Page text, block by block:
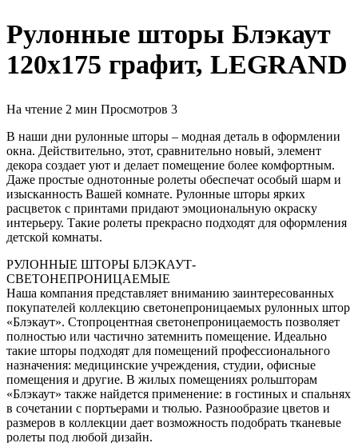
Рулонные шторы Блэкаут
120х175 графит, LEGRAND
На чтение 2 мин Просмотров 3
В наши дни рулонные шторы – модная деталь в оформлении
окна. Действительно, этот, сравнительно новый, элемент
декора создает уют и делает помещение более комфортным.
Даже простые однотонные ролеты обеспечат особый шарм и
изысканность Вашей комнате. Рулонные шторы ярких
расцветок с принтами придают эмоциональную окраску
интерьеру. Такие ролеты прекрасно подходят для оформления
детской комнаты.
РУЛОННЫЕ ШТОРЫ БЛЭКАУТ-
СВЕТОНЕПРОНИЦАЕМЫЕ
Наша компания представляет вниманию заинтересованных
покупателей коллекцию светонепроницаемых рулонных штор
«Блэкаут». Стопроцентная светонепроницаемость позволяет
полностью или частично затемнить помещение. Идеально
такие шторы подходят для помещений профессионального
назначения: медицинские учреждения, студии, офисные
помещения и другие. В жилых помещениях рольшторам
«Блэкаут» также найдется применение: в гостиных и спальнях
в сочетании с портьерами и тюлью. Разнообразие цветов и
размеров в коллекции дает возможность подобрать тканевые
ролеты под любой дизайн.